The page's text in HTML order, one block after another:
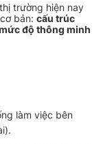
trường hiện nay
bản: cấu trúc
độ thông minh
làm việc bên